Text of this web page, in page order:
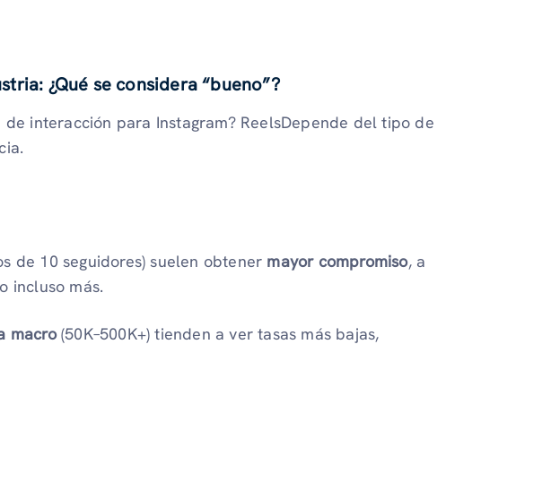
¿Qué se considera “bueno”?
de interacción para Instagram? ReelsDepende del tipo de
de 10 seguidores) suelen obtener mayor compromiso, a
incluso más.
macro(50K–500K+) tienden a ver tasas más bajas,